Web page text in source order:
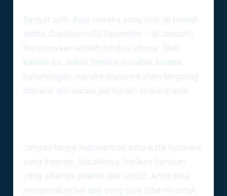
Sangat sulit. Bagi mereka yang lahir di bawah
tanda Capricorn (22 Desember – 19 Januari),
kepercayaan adalah fondasi utama. Oleh
karena itu, sekali fondasi itu retak karena
kebohongan, mereka biasanya akan langsung
menarik diri secara permanen tanpa drama.
Jangan hanya memberikan kata-kata motivasi
yang kosong. Sebaliknya, berikan bantuan
yang sifatnya praktis dan solutif. Anda bisa
menanyakan hal apa yang bisa dibantu untuk